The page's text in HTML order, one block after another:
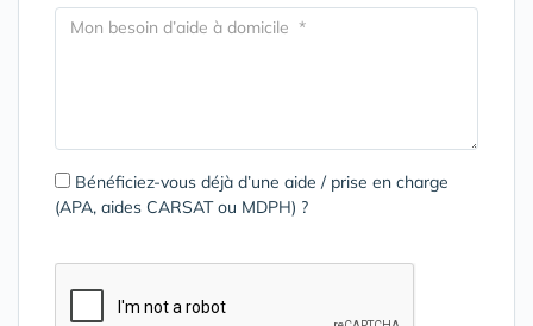
Bénéficiez-vous déjà d’une aide / prise en charge
(APA, aides CARSAT ou MDPH) ?